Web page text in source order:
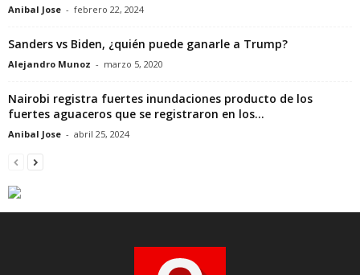
Anibal Jose - febrero 22, 2024
Sanders vs Biden, ¿quién puede ganarle a Trump?
Alejandro Munoz - marzo 5, 2020
Nairobi registra fuertes inundaciones producto de los
fuertes aguaceros que se registraron en los...
Anibal Jose - abril 25, 2024